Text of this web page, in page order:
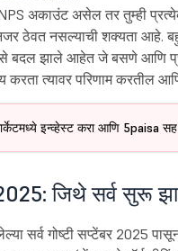
अकाउंट असेल तर तुम्ही
ठेवत नसल्याची शक्यता आहे.
बदल झाले आहेत जे बसणे आणि
करता त्यावर परिणाम करतील
इन्व्हेस्ट करा आणि 5paisa
जिथे सर्व सुरू
सर्व गोष्टी सप्टेंबर 2025